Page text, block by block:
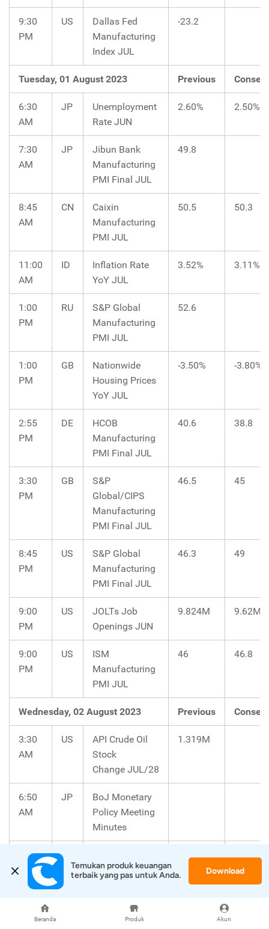
Beranda Produk Akun
9:30
PM
US
Dallas Fed
Manufacturing
Index JUL
-23.2
Tuesday, 01 August 2023 Previous
6:30
AM
JP
Unemployment
Rate JUN
2.60% 2.50%
7:30
AM
JP
Jibun Bank
Manufacturing
PMI Final JUL
49.8
8:45
AM
CN
Caixin
Manufacturing
PMI JUL
50.5 50.3
11:00
AM
ID
Inflation Rate
YoY JUL
3.52% 3.11%
1:00
PM
RU
S&P Global
Manufacturing
PMI JUL
52.6
1:00
PM
GB
Nationwide
Housing Prices
YoY JUL
-3.50% -3.80%
2:55
PM
DE
HCOB
Manufacturing
PMI Final JUL
40.6 38.8
3:30
PM
GB
S&P
Global/CIPS
Manufacturing
PMI Final JUL
46.5 45
8:45
PM
US
S&P Global
Manufacturing
PMI Final JUL
46.3 49
9:00
PM
US
JOLTs Job
Openings JUN
9.824M 9.62M
9:00
PM
US
ISM
Manufacturing
PMI JUL
46 46.8
Wednesday, 02 August 2023 Previous
3:30
AM
US
API Crude Oil
Stock
Change JUL/28
1.319M
6:50
AM
JP
BoJ Monetary
Policy Meeting
Minutes
6:00
PM
US
Mortgage
6.87%
Temukan produk keuangan
terbaik yang pas untuk Anda.
Download